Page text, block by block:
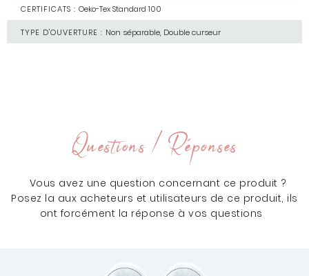
CERTIFICATS : Oeko-Tex Standard 100
TYPE D'OUVERTURE : Non séparable, Double curseur
Questions / Réponses
Vous avez une question concernant ce produit ?
Posez la aux acheteurs et utilisateurs de ce produit, ils
ont forcément la réponse à vos questions